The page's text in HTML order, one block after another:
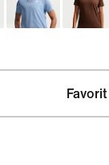
Favorit